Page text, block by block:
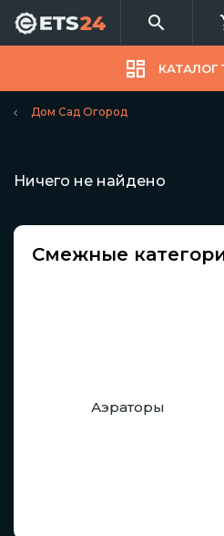
КАТАЛОГ
Дом Сад Огород
Ничего не найдено
Смежные
Аэраторы